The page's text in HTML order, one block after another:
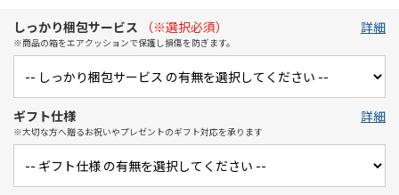
しっかり梱包サービス （※選択必須）
※商品の箱をエアクッションで保護し損傷を防ぎます。
詳細
ギフト仕様
※大切な方へ贈るお祝いやプレゼントのギフト対応を承ります
詳細